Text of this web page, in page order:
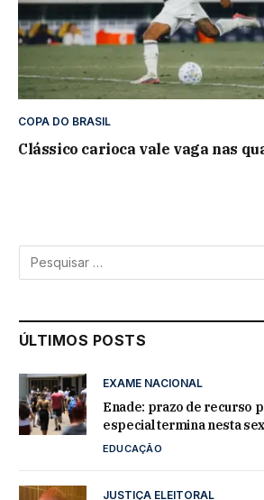
COPA DO BRASIL
Clássico carioca vale vaga nas
ÚLTIMOS POSTS
EXAME NACIONAL
Enade: prazo de recurso
especial termina nesta
EDUCAÇÃO
JUSTIÇA ELEITORAL